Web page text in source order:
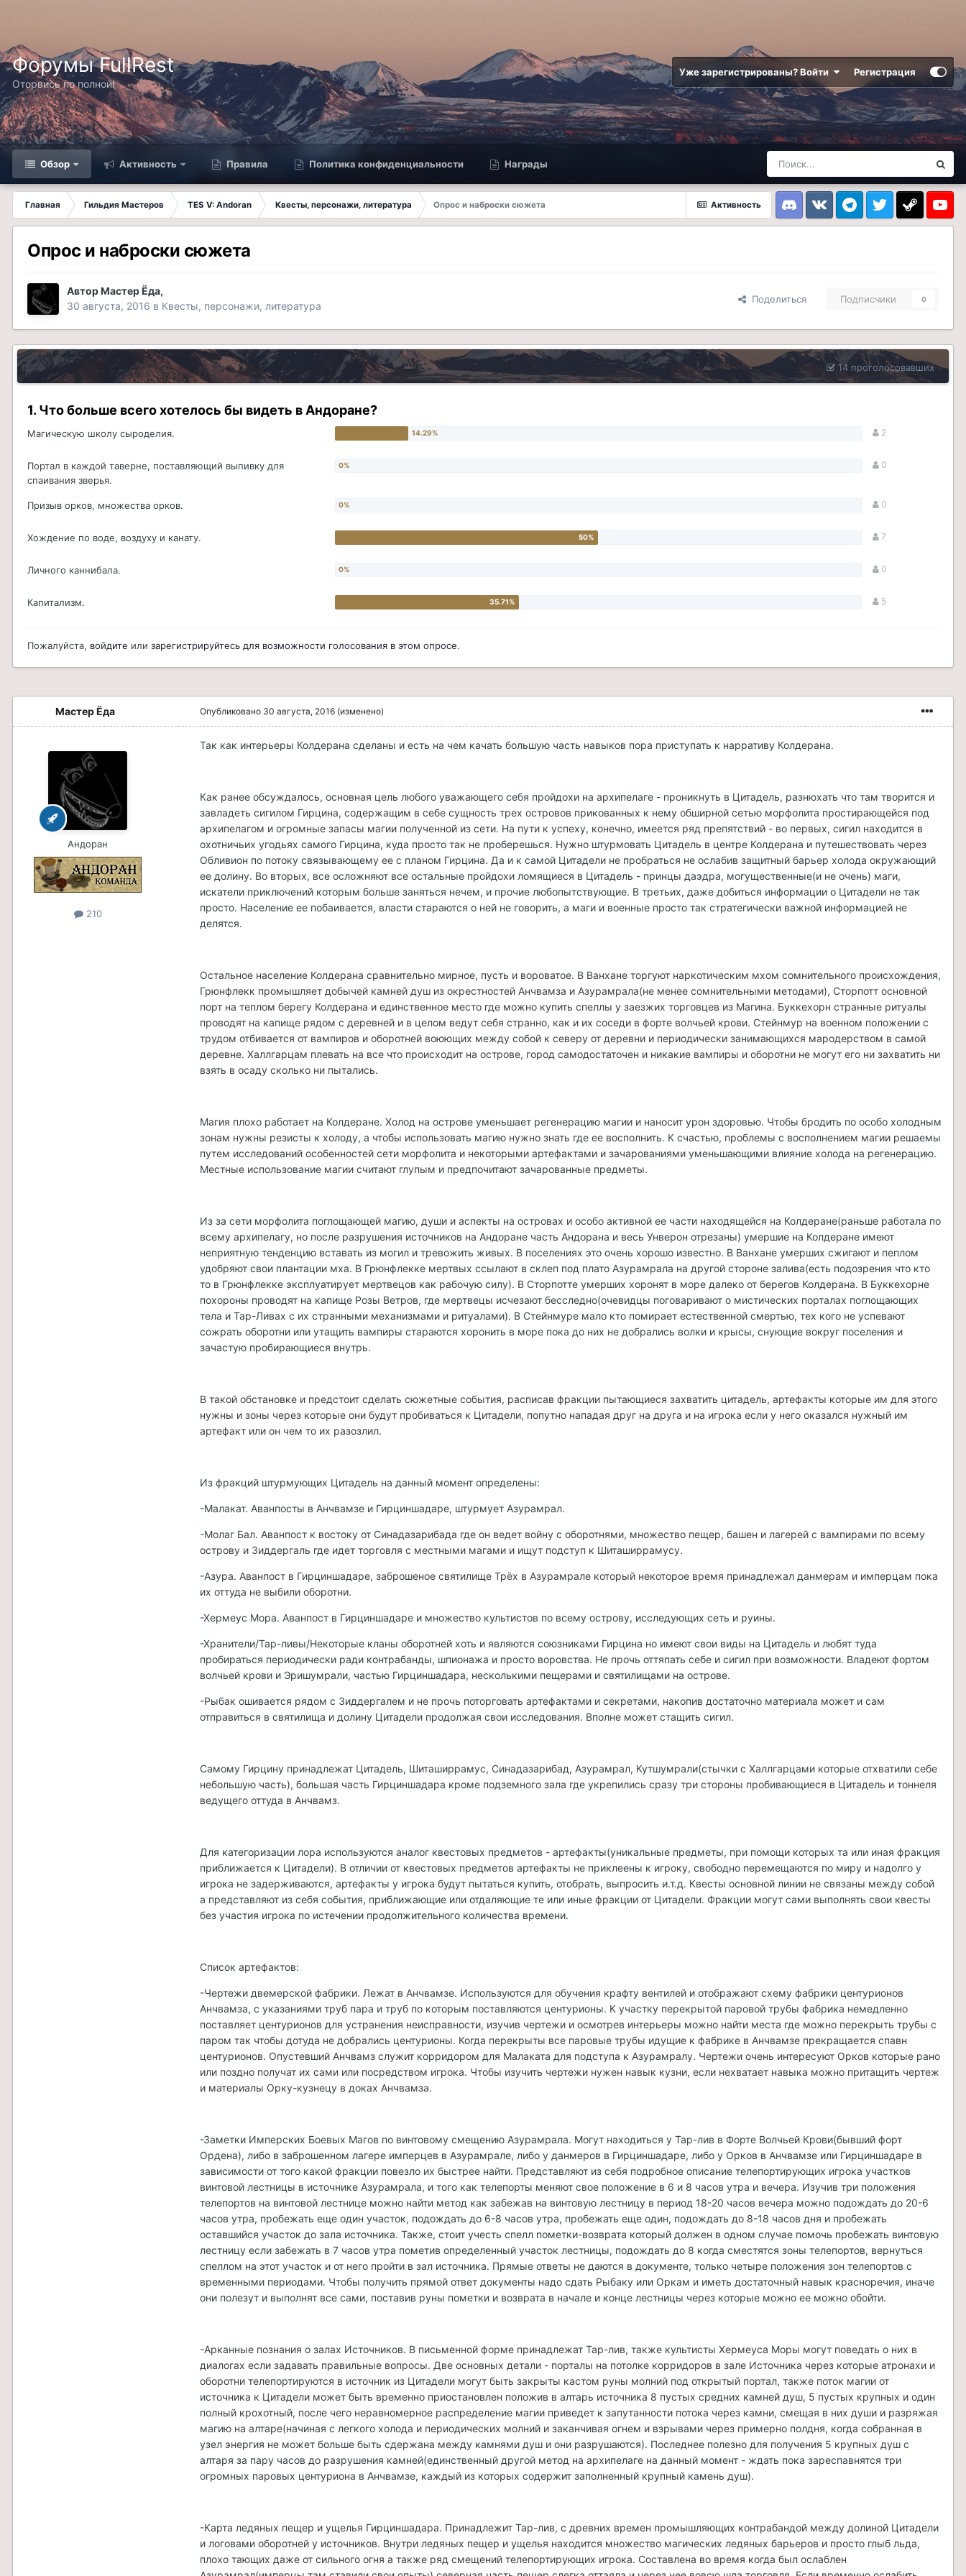
Форумы FullRest
Оторвись по полной!
Уже зарегистрированы? Войти Регистрация
Обзор Активность Правила Политика конфиденциальности Награды
Активность
Главная Гильдия Мастеров TES V: Andoran Квесты, персонажи, литература
Опрос и наброски сюжета
DiscordVK TelegramTwitter Steam
Опрос и наброски сюжета
АвторМастер Ёда,
30 августа, 2016 в Квесты, персонажи, литература
Поделиться Подписчики 0
14 проголосовавших
1. Что больше всего хотелось бы видеть в Андоране?
Магическую школу сыроделия. 2
Портал в каждой таверне, поставляющий выпивку для
спаивания зверья.
0
Призыв орков, множества орков. 0
Хождение по воде, воздуху и канату. 7
Личного каннибала. 0
Капитализм. 5
Пожалуйста, войдите или зарегистрируйтесь для возможности голосования в этом опросе.
Мастер Ёда
Андоран
210
Опубликовано 30 августа, 2016 (изменено)
Так как интерьеры Колдерана сделаны и есть на чем качать большую часть навыков пора приступать к нарративу Колдерана.
Как ранее обсуждалось, основная цель любого уважающего себя пройдохи на архипелаге - проникнуть в Цитадель, разнюхать что там творится и
завладеть сигилом Гирцина, содержащим в себе сущность трех островов прикованных к нему обширной сетью морфолита простирающейся под
архипелагом и огромные запасы магии полученной из сети. На пути к успеху, конечно, имеется ряд препятствий - во первых, сигил находится в
охотничьих угодьях самого Гирцина, куда просто так не проберешься. Нужно штурмовать Цитадель в центре Колдерана и путешествовать через
Обливион по потоку связывающему ее с планом Гирцина. Да и к самой Цитадели не пробраться не ослабив защитный барьер холода окружающий
ее долину. Во вторых, все осложняют все остальные пройдохи ломящиеся в Цитадель - принцы даэдра, могущественные(и не очень) маги,
искатели приключений которым больше заняться нечем, и прочие любопытствующие. В третьих, даже добиться информации о Цитадели не так
просто. Население ее побаивается, власти стараются о ней не говорить, а маги и военные просто так стратегически важной информацией не
делятся.
Остальное население Колдерана сравнительно мирное, пусть и вороватое. В Ванхане торгуют наркотическим мхом сомнительного происхождения,
Грюнфлекк промышляет добычей камней душ из окрестностей Анчвамза и Азурамрала(не менее сомнительными методами), Сторпотт основной
порт на теплом берегу Колдерана и единственное место где можно купить спеллы у заезжих торговцев из Магина. Буккехорн странные ритуалы
проводят на капище рядом с деревней и в целом ведут себя странно, как и их соседи в форте волчьей крови. Стейнмур на военном положении с
трудом отбивается от вампиров и оборотней воюющих между собой к северу от деревни и периодически занимающихся мародерством в самой
деревне. Халлгарцам плевать на все что происходит на острове, город самодостаточен и никакие вампиры и оборотни не могут его ни захватить ни
взять в осаду сколько ни пытались.
Магия плохо работает на Колдеране. Холод на острове уменьшает регенерацию магии и наносит урон здоровью. Чтобы бродить по особо холодным
зонам нужны резисты к холоду, а чтобы использовать магию нужно знать где ее восполнить. К счастью, проблемы с восполнением магии решаемы
путем исследований особенностей сети морфолита и некоторыми артефактами и зачарованиями уменьшающими влияние холода на регенерацию.
Местные использование магии считают глупым и предпочитают зачарованные предметы.
Из за сети морфолита поглощающей магию, души и аспекты на островах и особо активной ее части находящейся на Колдеране(раньше работала по
всему архипелагу, но после разрушения источников на Андоране часть Андорана и весь Унверон отрезаны) умершие на Колдеране имеют
неприятную тенденцию вставать из могил и тревожить живых. В поселениях это очень хорошо известно. В Ванхане умерших сжигают и пеплом
удобряют свои плантации мха. В Грюнфлекке мертвых ссылают в склеп под плато Азурамрала на другой стороне залива(есть подозрения что кто
то в Грюнфлекке эксплуатирует мертвецов как рабочую силу). В Сторпотте умерших хоронят в море далеко от берегов Колдерана. В Буккехорне
похороны проводят на капище Розы Ветров, где мертвецы исчезают бесследно(очевидцы поговаривают о мистических порталах поглощающих
тела и Тар-Ливах с их странными механизмами и ритуалами). В Стейнмуре мало кто помирает естественной смертью, тех кого не успевают
сожрать оборотни или утащить вампиры стараются хоронить в море пока до них не добрались волки и крысы, снующие вокруг поселения и
зачастую пробирающиеся внутрь.
В такой обстановке и предстоит сделать сюжетные события, расписав фракции пытающиеся захватить цитадель, артефакты которые им для этого
нужны и зоны через которые они будут пробиваться к Цитадели, попутно нападая друг на друга и на игрока если у него оказался нужный им
артефакт или он чем то их разозлил.
Из фракций штурмующих Цитадель на данный момент определены:
-Малакат. Аванпосты в Анчвамзе и Гирциншадаре, штурмует Азурамрал.
-Молаг Бал. Аванпост к востоку от Синадазарибада где он ведет войну с оборотнями, множество пещер, башен и лагерей с вампирами по всему
острову и Зиддергаль где идет торговля с местными магами и ищут подступ к Шиташиррамусу.
-Азура. Аванпост в Гирциншадаре, заброшеное святилище Трёх в Азурамрале который некоторое время принадлежал данмерам и имперцам пока
их оттуда не выбили оборотни.
-Хермеус Мора. Аванпост в Гирциншадаре и множество культистов по всему острову, исследующих сеть и руины.
-Хранители/Тар-ливы/Некоторые кланы оборотней хоть и являются союзниками Гирцина но имеют свои виды на Цитадель и любят туда
пробираться периодически ради контрабанды, шпионажа и просто воровства. Не прочь оттяпать себе и сигил при возможности. Владеют фортом
волчьей крови и Эришумрали, частью Гирциншадара, несколькими пещерами и святилищами на острове.
-Рыбак ошивается рядом с Зиддергалем и не прочь поторговать артефактами и секретами, накопив достаточно материала может и сам
отправиться в святилища и долину Цитадели продолжая свои исследования. Вполне может стащить сигил.
Самому Гирцину принадлежат Цитадель, Шиташиррамус, Синадазарибад, Азурамрал, Кутшумрали(стычки с Халлгарцами которые отхватили себе
небольшую часть), большая часть Гирциншадара кроме подземного зала где укрепились сразу три стороны пробивающиеся в Цитадель и тоннеля
ведущего оттуда в Анчвамз.
Для категоризации лора используются аналог квестовых предметов - артефакты(уникальные предметы, при помощи которых та или иная фракция
приближается к Цитадели). В отличии от квестовых предметов артефакты не приклеены к игроку, свободно перемещаются по миру и надолго у
игрока не задерживаются, артефакты у игрока будут пытаться купить, отобрать, выпросить и.т.д. Квесты основной линии не связаны между собой
а представляют из себя события, приближающие или отдаляющие те или иные фракции от Цитадели. Фракции могут сами выполнять свои квесты
без участия игрока по истечении продолжительного количества времени.
Список артефактов:
-Чертежи двемерской фабрики. Лежат в Анчвамзе. Используются для обучения крафту вентилей и отображают схему фабрики центурионов
Анчвамза, с указаниями труб пара и труб по которым поставляются центурионы. К участку перекрытой паровой трубы фабрика немедленно
поставляет центурионов для устранения неисправности, изучив чертежи и осмотрев интерьеры можно найти места где можно перекрыть трубы с
паром так чтобы дотуда не добрались центурионы. Когда перекрыты все паровые трубы идущие к фабрике в Анчвамзе прекращается спавн
центурионов. Опустевший Анчвамз служит корридором для Малаката для подступа к Азурамралу. Чертежи очень интересуют Орков которые рано
или поздно получат их сами или посредством игрока. Чтобы изучить чертежи нужен навык кузни, если нехватает навыка можно притащить чертеж
и материалы Орку-кузнецу в доках Анчвамза.
-Заметки Имперских Боевых Магов по винтовому смещению Азурамрала. Могут находиться у Тар-лив в Форте Волчьей Крови(бывший форт
Ордена), либо в заброшенном лагере имперцев в Азурамрале, либо у данмеров в Гирциншадаре, либо у Орков в Анчвамзе или Гирциншадаре в
зависимости от того какой фракции повезло их быстрее найти. Представляют из себя подробное описание телепортирующих игрока участков
винтовой лестницы в источнике Азурамрала, и того как телепорты меняют свое положение в 6 и 8 часов утра и вечера. Изучив три положения
телепортов на винтовой лестнице можно найти метод как забежав на винтовую лестницу в период 18-20 часов вечера можно подождать до 20-6
часов утра, пробежать еще один участок, подождать до 6-8 часов утра, пробежать еще один, подождать до 8-18 часов дня и пробежать
оставшийся участок до зала источника. Также, стоит учесть спелл пометки-возврата который должен в одном случае помочь пробежать винтовую
лестницу если забежать в 7 часов утра пометив определенный участок лестницы, подождать до 8 когда сместятся зоны телепортов, вернуться
спеллом на этот участок и от него пройти в зал источника. Прямые ответы не даются в документе, только четыре положения зон телепортов с
временными периодами. Чтобы получить прямой ответ документы надо сдать Рыбаку или Оркам и иметь достаточный навык красноречия, иначе
они полезут и выполнят все сами, поставив руны пометки и возврата в начале и конце лестницы через которые можно ее можно обойти.
-Арканные познания о залах Источников. В письменной форме принадлежат Тар-лив, также культисты Хермеуса Моры могут поведать о них в
диалогах если задавать правильные вопросы. Две основных детали - порталы на потолке корридоров в зале Источника через которые атронахи и
оборотни телепортируются в источник из Цитадели могут быть закрыты кастом руны молний под открытый портал, также поток магии от
источника к Цитадели может быть временно приостановлен положив в алтарь источника 8 пустых средних камней душ, 5 пустых крупных и один
полный крохотный, после чего неравномерное распределение магии приведет к запутанности потока через камни, смещая в них души и разряжая
магию на алтаре(начиная с легкого холода и периодических молний и заканчивая огнем и взрывами через примерно полдня, когда собранная в
узел энергия не может больше быть сдержана между камнями душ и они разрушаются). Последнее полезно для получения 5 крупных душ с
алтаря за пару часов до разрушения камней(единственный другой метод на архипелаге на данный момент - ждать пока зареспавнятся три
огромных паровых центуриона в Анчвамзе, каждый из которых содержит заполненный крупный камень душ).
-Карта ледяных пещер и ущелья Гирциншадара. Принадлежит Тар-лив, с древних времен промышляющих контрабандой между долиной Цитадели
и логовами оборотней у источников. Внутри ледяных пещер и ущелья находится множество магических ледяных барьеров и просто глыб льда,
плохо тающих даже от сильного огня а также ряд смещений телепортирующих игрока. Составлена во время когда был ослаблен